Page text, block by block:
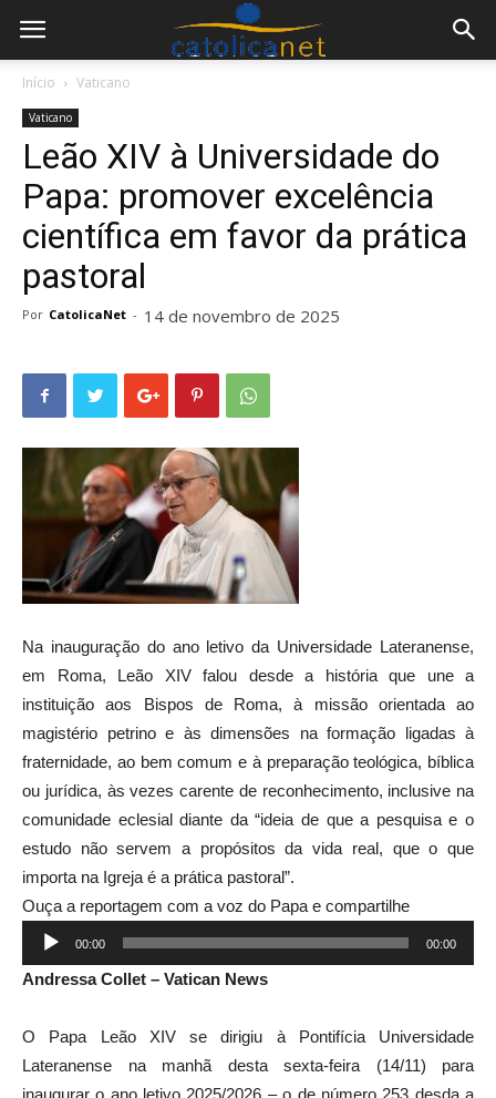
Início Vaticano
Vaticano
Leão XIV à Universidade do
Papa: promover excelência
científica em favor da prática
pastoral
Por CatolicaNet - 14 de novembro de 2025
Na inauguração do ano letivo da Universidade Lateranense,
em Roma, Leão XIV falou desde a história que une a
instituição aos Bispos de Roma, à missão orientada ao
magistério petrino e às dimensões na formação ligadas à
fraternidade, ao bem comum e à preparação teológica, bíblica
ou jurídica, às vezes carente de reconhecimento, inclusive na
comunidade eclesial diante da “ideia de que a pesquisa e o
estudo não servem a propósitos da vida real, que o que
importa na Igreja é a prática pastoral”.
Ouça a reportagem com a voz do Papa e compartilhe
Tocador
de
áudio
00:00 00:00
Andressa Collet – Vatican News
O Papa Leão XIV se dirigiu à Pontifícia Universidade
Lateranense na manhã desta sexta-feira (14/11) para
inaugurar o ano letivo 2025/2026 – o de número 253 desda a